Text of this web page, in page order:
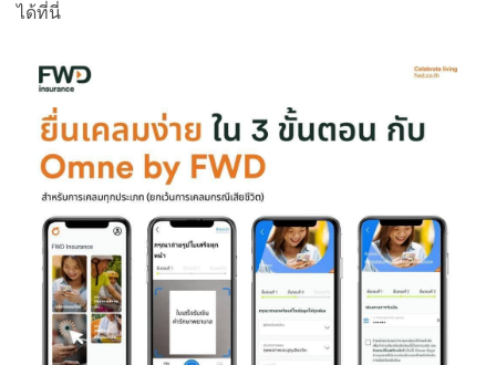
ได้ที่นี่